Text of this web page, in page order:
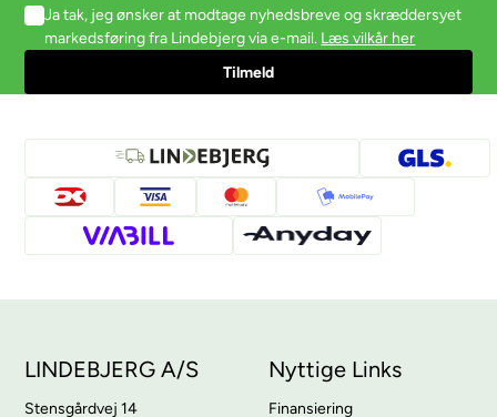
Ja tak, jeg ønsker at modtage nyhedsbreve og skræddersyet
markedsføring fra Lindebjerg via e-mail. Læs vilkår her
LINDEBJERG A/S
Stensgårdvej 14
Nyttige Links
Finansiering